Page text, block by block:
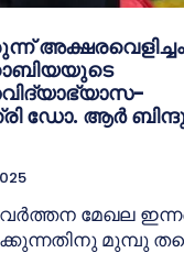
അക്ഷരവെളിച്ചം
ഡോ. ആർ
മേഖല
മുമ്പു